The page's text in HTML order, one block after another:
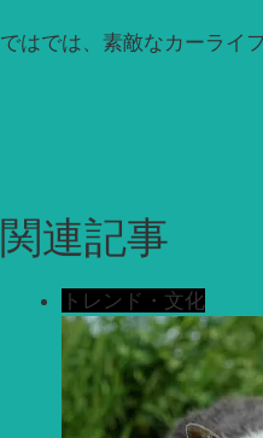
ではでは、素敵なカーライ
関連記事
トレンド・文化